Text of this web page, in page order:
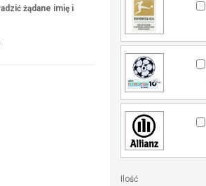
żądane imię i
Ilość